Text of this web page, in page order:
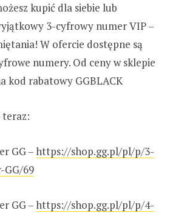
kupić dla siebie lub
3-cyfrowy numer VIP –
W ofercie dostępne są
numery. Od ceny w sklepie
kod rabatowy GGBLACK
teraz:
GG –https://shop.gg.pl/pl/p/3-
69
GG –https://shop.gg.pl/pl/p/4-